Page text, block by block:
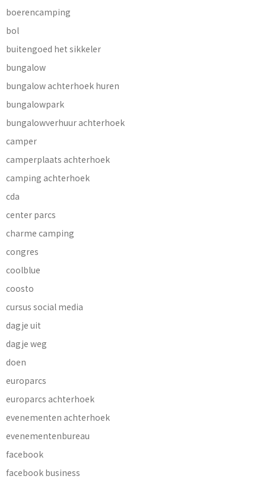
boerencamping
bol
buitengoed het sikkeler
bungalow
bungalow achterhoek huren
bungalowpark
bungalowverhuur achterhoek
camper
camperplaats achterhoek
camping achterhoek
cda
center parcs
charme camping
congres
coolblue
coosto
cursus social media
dagje uit
dagje weg
doen
europarcs
europarcs achterhoek
evenementen achterhoek
evenementenbureau
facebook
facebook business